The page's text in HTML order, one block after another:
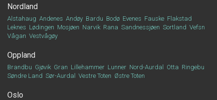
Nordland
Alstahaug Andenes Andøy Bardu Bodø Evenes Fauske Flakstad
Leknes Lødingen Mosjøen Narvik Rana Sandnessjøen Sortland Vefsn
Vågan Vestvågøy
Oppland
Brandbu Gjøvik Gran Lillehammer Lunner Nord-Aurdal Otta Ringebu
Søndre Land Sør-Aurdal Vestre Toten Østre Toten
Oslo